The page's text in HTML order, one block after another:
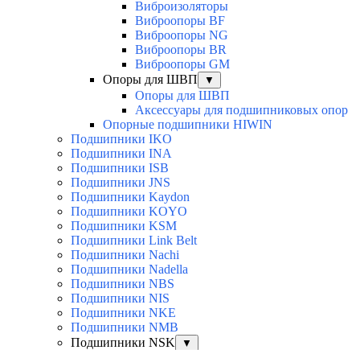
Виброизоляторы
Виброопоры BF
Виброопоры NG
Виброопоры BR
Виброопоры GM
Опоры для ШВП
▼
Опоры для ШВП
Аксессуары для подшипниковых опор
Опорные подшипники HIWIN
Подшипники IKO
Подшипники INA
Подшипники ISB
Подшипники JNS
Подшипники Kaydon
Подшипники KOYO
Подшипники KSM
Подшипники Link Belt
Подшипники Nachi
Подшипники Nadella
Подшипники NBS
Подшипники NIS
Подшипники NKE
Подшипники NMB
Подшипники NSK
▼